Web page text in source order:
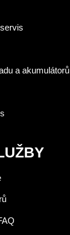
a akumulátorů